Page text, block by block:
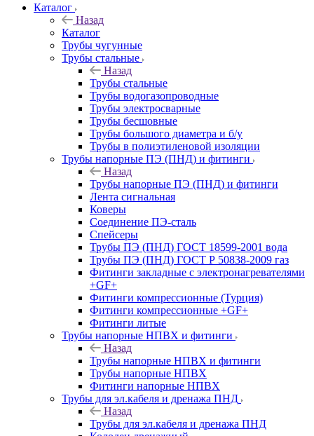
Каталог
Назад
Каталог
Трубы чугунные
Трубы стальные
Назад
Трубы стальные
Трубы водогазопроводные
Трубы электросварные
Трубы бесшовные
Трубы большого диаметра и б/у
Трубы в полиэтиленовой изоляции
Трубы напорные ПЭ (ПНД) и фитинги
Назад
Трубы напорные ПЭ (ПНД) и фитинги
Лента сигнальная
Коверы
Соединение ПЭ-сталь
Спейсеры
Трубы ПЭ (ПНД) ГОСТ 18599-2001 вода
Трубы ПЭ (ПНД) ГОСТ Р 50838-2009 газ
Фитинги закладные с электронагревателями
+GF+
Фитинги компрессионные (Турция)
Фитинги компрессионные +GF+
Фитинги литые
Трубы напорные НПВХ и фитинги
Назад
Трубы напорные НПВХ и фитинги
Трубы напорные НПВХ
Фитинги напорные НПВХ
Трубы для эл.кабеля и дренажа ПНД
Назад
Трубы для эл.кабеля и дренажа ПНД